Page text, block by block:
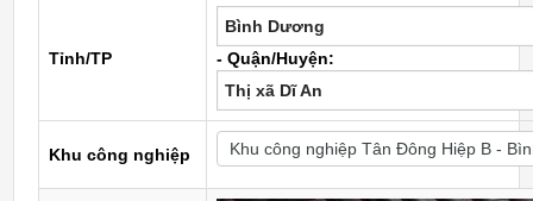
Tỉnh/TP
Bình Dương
- Quận/Huyện:
Thị xã Dĩ An
Khu công nghiệp